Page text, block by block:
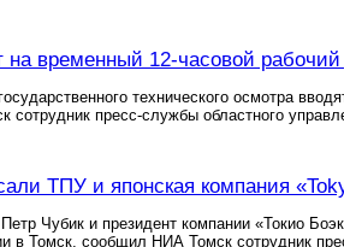
на временный 12-часовой
технического осмотра
пресс-службы областного
ТПУ и японская компания
Петр Чубик и президент компании «Токио
в Томск, сообщил НИА Томск сотрудник